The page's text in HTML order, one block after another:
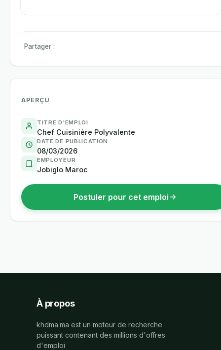
Partager :
APERÇU
TITRE D'EMPLOI
Chef Cuisinière Polyvalente
DATE DE PUBLICATION
08/03/2026
EMPLOYEUR
Jobiglo Maroc
Postuler pour cet emploi
À propos
khdma.ma est un moteur de recherche
puissant contenant des millions d'offres
d'emploi